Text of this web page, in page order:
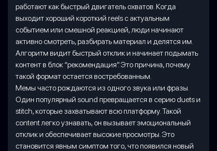
работают как быстрый двигатель охватов. Когда
выходит хороший короткий reels с актуальным
событием или смешной реакцией, люди начинают
активно смотреть, разбирать материал и делятся им.
Алгоритм видит быстрый отклик и начинает подымать
контент в блок “рекомендация”. Это причина, почему
такой формат остается востребованным.
Мемы часто рождаются из одного звука или фразы.
Один популярный sound превращается в серию duets и
stitch, которые захватывают всю платформу. Такой
content легко узнавать, он вызывает эмоциональный
отклик и обеспечивает высокие просмотры. Это
становится явным симптом того, что появился новый